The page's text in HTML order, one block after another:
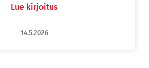
Lue kirjoitus
14.5.2026